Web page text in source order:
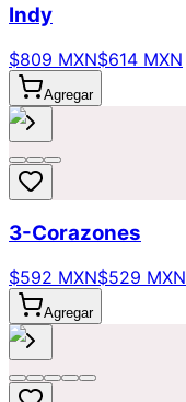
Indy
$809 MXN$614 MXN
Agregar
3-Corazones
$592 MXN$529 MXN
Agregar